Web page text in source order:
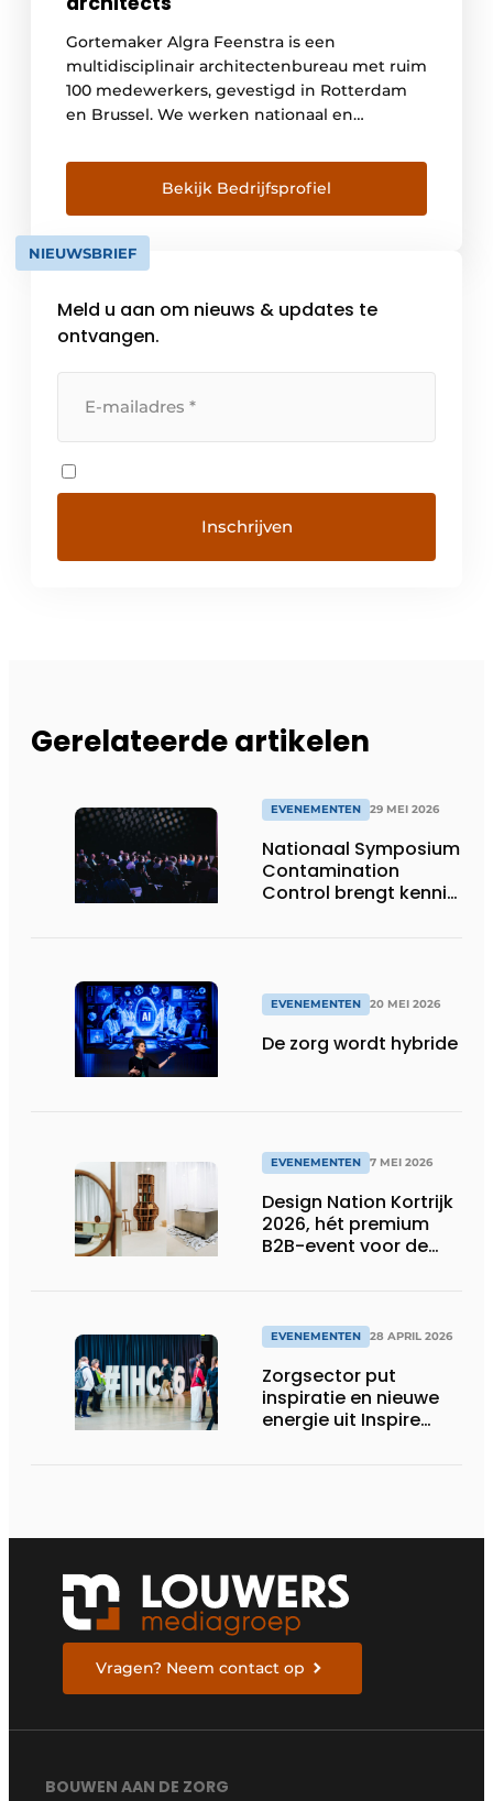
Gortemaker Algra Feenstra is een
multidisciplinair architectenbureau met ruim
100 medewerkers, gevestigd in Rotterdam
en Brussel. We werken nationaal en
in sectoren als zorg, onderwijs, overheid en
bedrijfsleven. Goede architectuur begint bij
het doorgronden van de vraag. Niet het
gebouw zelf, maar de mensen die het
gebouw gebruiken, staan bij ons […]
Bekijk Bedrijfsprofiel
NIEUWSBRIEF
Meld u aan om nieuws & updates te
ontvangen.
Gerelateerde artikelen
EVENEMENTEN 29 MEI 2026
Nationaal Symposium
Contamination
Control brengt kennis,
EVENEMENTEN 20 MEI 2026
De zorg wordt hybride
EVENEMENTEN 7 MEI 2026
Design Nation Kortrijk
2026, hét premium
B2B-event voor de
EVENEMENTEN 28 APRIL 2026
Zorgsector put
inspiratie en nieuwe
energie uit Inspire
Vragen? Neem contact op
BOUWEN AAN DE ZORG